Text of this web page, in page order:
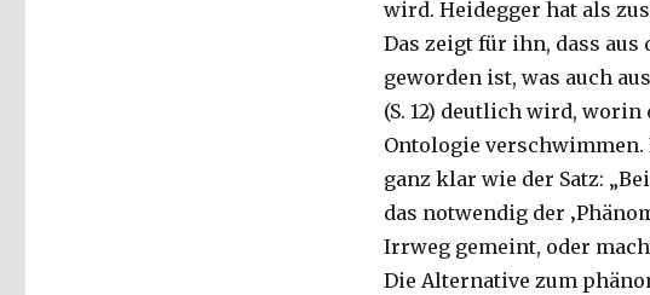
wird. Heidegger hat als
Das zeigt für ihn, dass
geworden ist, was auch
(S. 12) deutlich wird,
Ontologie
ganz klar wie der Satz:
das notwendig der
Irrweg gemeint, oder
Die Alternative zum